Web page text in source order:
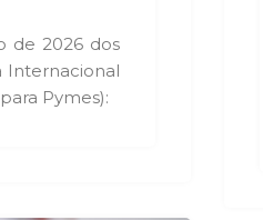
de 2026 dos
Internacional
Pymes):